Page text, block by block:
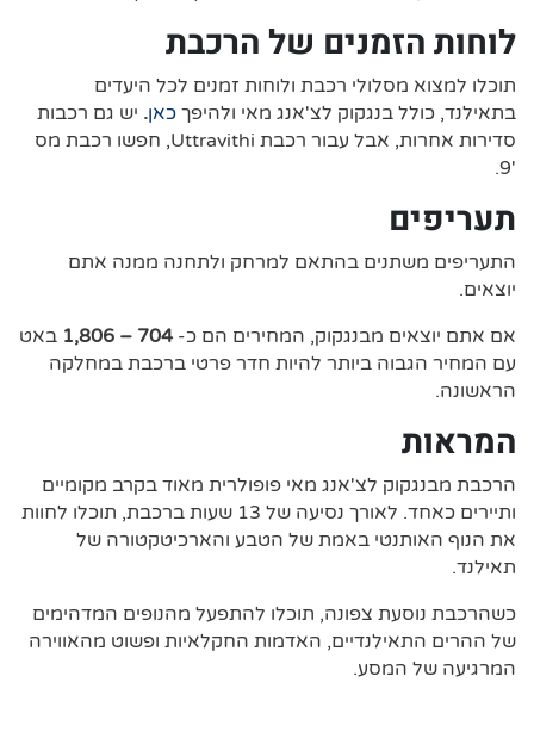
לוחות הזמנים של הרכבת
תוכלו למצוא מסלולי רכבת ולוחות זמנים לכל היעדים
בתאילנד, כולל בנגקוק לצ'אנג מאי ולהיפך כאן. יש גם רכבות
סדירות אחרות, אבל עבור רכבת Uttravithi, חפשו רכבת מס
'9.
תעריפים
התעריפים משתנים בהתאם למרחק ולתחנה ממנה אתם
יוצאים.
אם אתם יוצאים מבנגקוק, המחירים הם כ- 704 – 1,806
באט
עם המחיר הגבוה ביותר להיות חדר פרטי ברכבת במחלקה
הראשונה.
המראות
הרכבת מבנגקוק לצ'אנג מאי פופולרית מאוד בקרב מקומיים
ותיירים כאחד. לאורך נסיעה של 13 שעות ברכבת, תוכלו לחוות
את הנוף האותנטי באמת של הטבע והארכיטקטורה של
תאילנד.
כשהרכבת נוסעת צפונה, תוכלו להתפעל מהנופים המדהימים
של ההרים התאילנדיים, האדמות החקלאיות ופשוט מהאווירה
המרגיעה של המסע.